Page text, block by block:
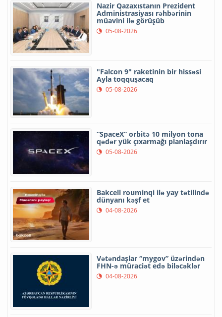
Nazir Qazaxıstanın Prezident
Administrasiyası rəhbərinin
müavini ilə görüşüb
05-08-2026
"Falcon 9" raketinin bir hissəsi
Ayla toqquşacaq
05-08-2026
“SpaceX” orbitə 10 milyon tona
qədər yük çıxarmağı planlaşdırır
05-08-2026
Bakcell rouminqi ilə yay tətilində
dünyanı kəşf et
04-08-2026
Vətəndaşlar “mygov” üzərindən
FHN-ə müraciət edə biləcəklər
04-08-2026